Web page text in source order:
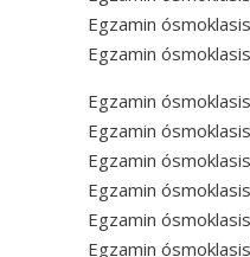
Egzamin
Egzamin
Egzamin
Egzamin
Egzamin
Egzamin
Egzamin
Egzamin